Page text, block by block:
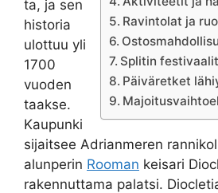
Ravintolat ja
Splitin festivaalit
Päiväretket
ta, ja sen
historia
ulottuu yli
1700
vuoden
taakse.
Kaupunki
sijaitsee Adrianmeren
alunperin Rooman keisari
rakennuttama palatsi.